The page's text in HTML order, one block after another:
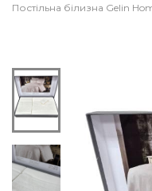
Постільна білизна Gelin